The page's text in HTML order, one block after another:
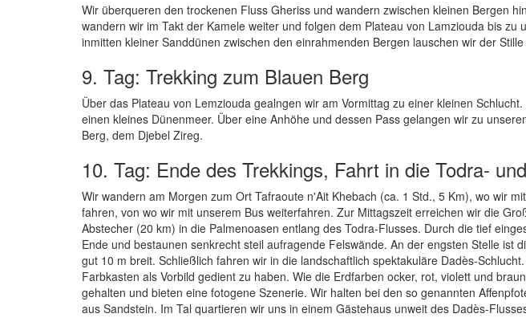
Wir überqueren den trockenen Fluss Gheriss und wandern zwischen kleinen Bergen
wandern wir im Takt der Kamele weiter und folgen dem Plateau von Lamziouda bis zu
inmitten kleiner Sanddünen zwischen den einrahmenden Bergen lauschen wir der
9. Tag: Trekking zum Blauen Berg
Über das Plateau von Lemziouda gealngen wir am Vormittag zu einer kleinen
einen kleines Dünenmeer. Über eine Anhöhe und dessen Pass gelangen wir zu
Berg, dem Djebel Zireg.
10. Tag: Ende des Trekkings, Fahrt in die Todra-
Wir wandern am Morgen zum Ort Tafraoute n'Ait Khebach (ca. 1 Std., 5 Km), wo wir
fahren, von wo wir mit unserem Bus weiterfahren. Zur Mittagszeit erreichen wir die
Abstecher (20 km) in die Palmenoasen entlang des Todra-Flusses. Durch die tief
Ende und bestaunen senkrecht steil aufragende Felswände. An der engsten Stelle ist
gut 10 m breit. Schließlich fahren wir in die landschaftlich spektakuläre Dadès-
Farbkasten als Vorbild gedient zu haben. Wie die Erdfarben ocker, rot, violett und
gehalten und bieten eine fotogene Szenerie. Wir halten bei den so genannten
aus Sandstein. Im Tal quartieren wir uns in einem Gästehaus unweit des Dadès-